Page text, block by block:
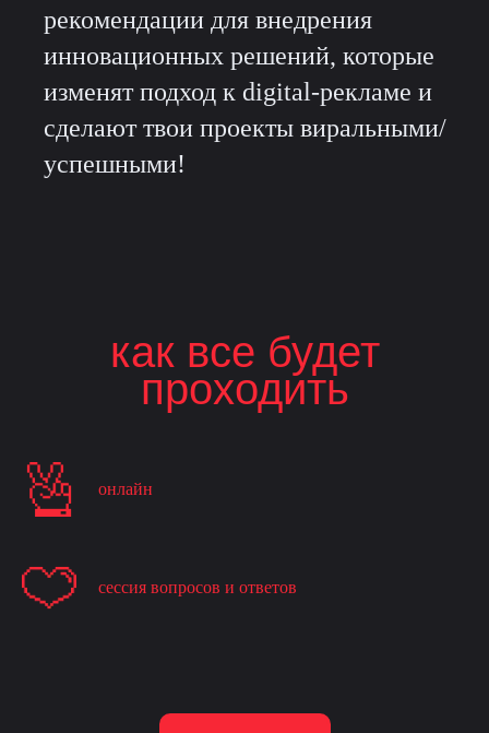
рекомендации для внедрения
инновационных решений, которые
изменят подход к digital-рекламе и
сделают твои проекты виральными/
успешными!
как все будет
проходить
онлайн
сессия вопросов и ответов